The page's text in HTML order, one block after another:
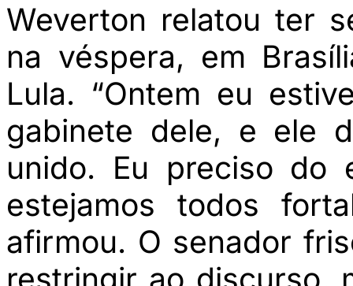
Weverton relatou ter
na véspera, em
Lula. “Ontem eu
gabinete dele, e ele
unido. Eu preciso do
estejamos todos
afirmou. O senador